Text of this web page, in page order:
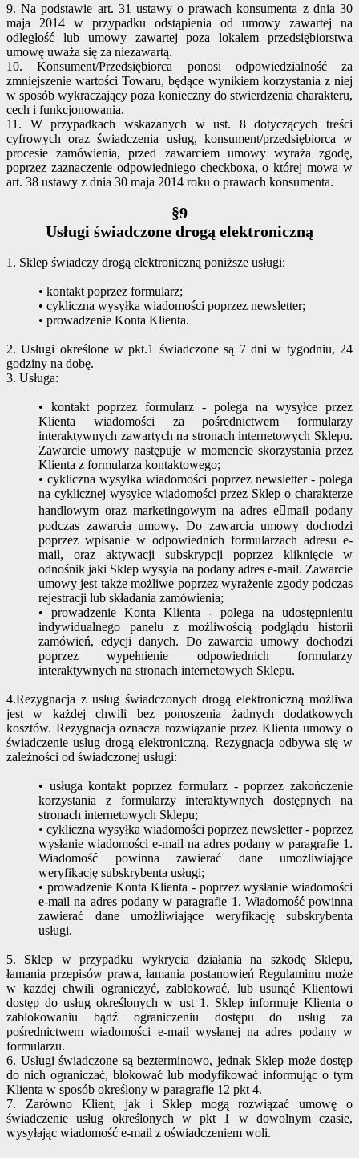
9. Na podstawie art. 31 ustawy o prawach konsumenta z dnia 30
maja 2014 w przypadku odstąpienia od umowy zawartej na
odległość lub umowy zawartej poza lokalem przedsiębiorstwa
umowę uważa się za niezawartą.
10. Konsument/Przedsiębiorca ponosi odpowiedzialność za
zmniejszenie wartości Towaru, będące wynikiem korzystania z niej
w sposób wykraczający poza konieczny do stwierdzenia charakteru,
cech i funkcjonowania.
11. W przypadkach wskazanych w ust. 8 dotyczących treści
cyfrowych oraz świadczenia usług, konsument/przedsiębiorca w
procesie zamówienia, przed zawarciem umowy wyraża zgodę,
poprzez zaznaczenie odpowiedniego checkboxa, o której mowa w
art. 38 ustawy z dnia 30 maja 2014 roku o prawach konsumenta.
§9
Usługi świadczone drogą elektroniczną
1. Sklep świadczy drogą elektroniczną poniższe usługi:
• kontakt poprzez formularz;
• cykliczna wysyłka wiadomości poprzez newsletter;
• prowadzenie Konta Klienta.
2. Usługi określone w pkt.1 świadczone są 7 dni w tygodniu, 24
godziny na dobę.
3. Usługa:
• kontakt poprzez formularz - polega na wysyłce przez
Klienta wiadomości za pośrednictwem formularzy
interaktywnych zawartych na stronach internetowych Sklepu.
Zawarcie umowy następuje w momencie skorzystania przez
Klienta z formularza kontaktowego;
• cykliczna wysyłka wiadomości poprzez newsletter - polega
na cyklicznej wysyłce wiadomości przez Sklep o charakterze
handlowym oraz marketingowym na adres e￾mail podany
podczas zawarcia umowy. Do zawarcia umowy dochodzi
poprzez wpisanie w odpowiednich formularzach adresu e-
mail, oraz aktywacji subskrypcji poprzez kliknięcie w
odnośnik jaki Sklep wysyła na podany adres e-mail. Zawarcie
umowy jest także możliwe poprzez wyrażenie zgody podczas
rejestracji lub składania zamówienia;
• prowadzenie Konta Klienta - polega na udostępnieniu
indywidualnego panelu z możliwością podglądu historii
zamówień, edycji danych. Do zawarcia umowy dochodzi
poprzez wypełnienie odpowiednich formularzy
interaktywnych na stronach internetowych Sklepu.
4.Rezygnacja z usług świadczonych drogą elektroniczną możliwa
jest w każdej chwili bez ponoszenia żadnych dodatkowych
kosztów. Rezygnacja oznacza rozwiązanie przez Klienta umowy o
świadczenie usług drogą elektroniczną. Rezygnacja odbywa się w
zależności od świadczonej usługi:
• usługa kontakt poprzez formularz - poprzez zakończenie
korzystania z formularzy interaktywnych dostępnych na
stronach internetowych Sklepu;
• cykliczna wysyłka wiadomości poprzez newsletter - poprzez
wysłanie wiadomości e-mail na adres podany w paragrafie 1.
Wiadomość powinna zawierać dane umożliwiające
weryfikację subskrybenta usługi;
• prowadzenie Konta Klienta - poprzez wysłanie wiadomości
e-mail na adres podany w paragrafie 1. Wiadomość powinna
zawierać dane umożliwiające weryfikację subskrybenta
usługi.
5. Sklep w przypadku wykrycia działania na szkodę Sklepu,
łamania przepisów prawa, łamania postanowień Regulaminu może
w każdej chwili ograniczyć, zablokować, lub usunąć Klientowi
dostęp do usług określonych w ust 1. Sklep informuje Klienta o
zablokowaniu bądź ograniczeniu dostępu do usług za
pośrednictwem wiadomości e-mail wysłanej na adres podany w
formularzu.
6. Usługi świadczone są bezterminowo, jednak Sklep może dostęp
do nich ograniczać, blokować lub modyfikować informując o tym
Klienta w sposób określony w paragrafie 12 pkt 4.
7. Zarówno Klient, jak i Sklep mogą rozwiązać umowę o
świadczenie usług określonych w pkt 1 w dowolnym czasie,
wysyłając wiadomość e-mail z oświadczeniem woli.